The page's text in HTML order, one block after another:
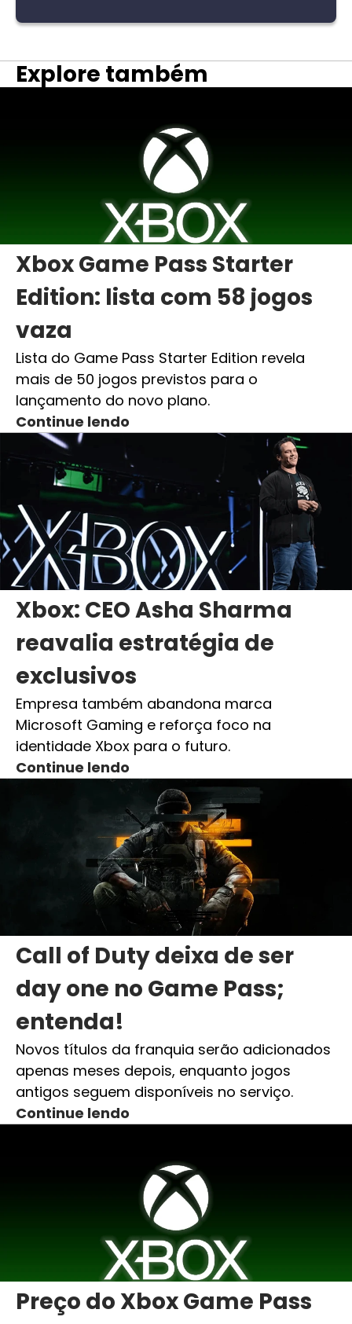
Explore também
Xbox Game Pass Starter
Edition: lista com 58 jogos
vaza
Lista do Game Pass Starter Edition revela
mais de 50 jogos previstos para o
lançamento do novo plano.
Continue lendo
Xbox: CEO Asha Sharma
reavalia estratégia de
exclusivos
Empresa também abandona marca
Microsoft Gaming e reforça foco na
identidade Xbox para o futuro.
Continue lendo
Call of Duty deixa de ser
day one no Game Pass;
entenda!
Novos títulos da franquia serão adicionados
apenas meses depois, enquanto jogos
antigos seguem disponíveis no serviço.
Continue lendo
Preço do Xbox Game Pass